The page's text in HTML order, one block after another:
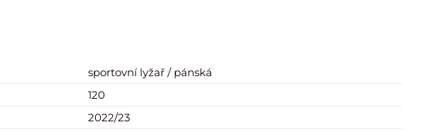
sportovní lyžař / pánská
120
2022/23